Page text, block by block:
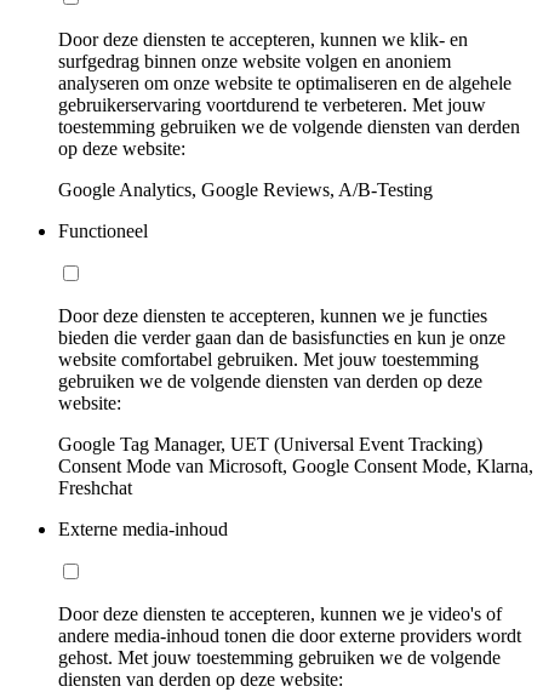
Door deze diensten te accepteren, kunnen we klik- en
surfgedrag binnen onze website volgen en anoniem
analyseren om onze website te optimaliseren en de algehele
gebruikerservaring voortdurend te verbeteren. Met jouw
toestemming gebruiken we de volgende diensten van derden
op deze website:
Google Analytics, Google Reviews, A/B-Testing
Functioneel
Door deze diensten te accepteren, kunnen we je functies
bieden die verder gaan dan de basisfuncties en kun je onze
website comfortabel gebruiken. Met jouw toestemming
gebruiken we de volgende diensten van derden op deze
website:
Google Tag Manager, UET (Universal Event Tracking)
Consent Mode van Microsoft, Google Consent Mode, Klarna,
Freshchat
Externe media-inhoud
Door deze diensten te accepteren, kunnen we je video's of
andere media-inhoud tonen die door externe providers wordt
gehost. Met jouw toestemming gebruiken we de volgende
diensten van derden op deze website: